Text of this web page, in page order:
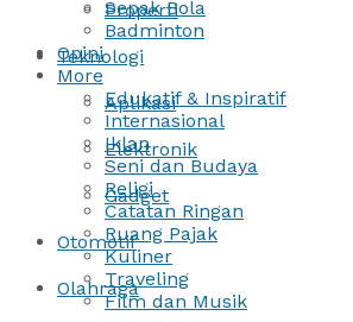
Properti
Teknologi
Aplikasi
Elektronik
Gadget
Otomotif
Olahraga
Sepak Bola
Badminton
Opini
More
Edukatif & Inspiratif
Internasional
Iklan
Seni dan Budaya
Religi
Catatan Ringan
Ruang Pajak
Kuliner
Traveling
Film dan Musik